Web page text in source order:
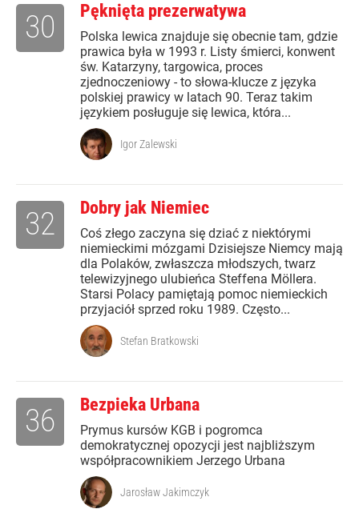
Pęknięta prezerwatywa
Polska lewica znajduje się obecnie tam, gdzie
prawica była w 1993 r. Listy śmierci, konwent
św. Katarzyny, targowica, proces
zjednoczeniowy - to słowa-klucze z języka
polskiej prawicy w latach 90. Teraz takim
językiem posługuje się lewica, która...
30
Igor Zalewski
Dobry jak Niemiec
Coś złego zaczyna się dziać z niektórymi
niemieckimi mózgami Dzisiejsze Niemcy mają
dla Polaków, zwłaszcza młodszych, twarz
telewizyjnego ulubieńca Steffena Möllera.
Starsi Polacy pamiętają pomoc niemieckich
przyjaciół sprzed roku 1989. Często...
32
Stefan Bratkowski
Bezpieka Urbana
Prymus kursów KGB i pogromca
demokratycznej opozycji jest najbliższym
współpracownikiem Jerzego Urbana
36
Jarosław Jakimczyk